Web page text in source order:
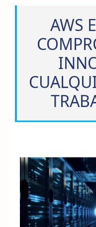
AWS